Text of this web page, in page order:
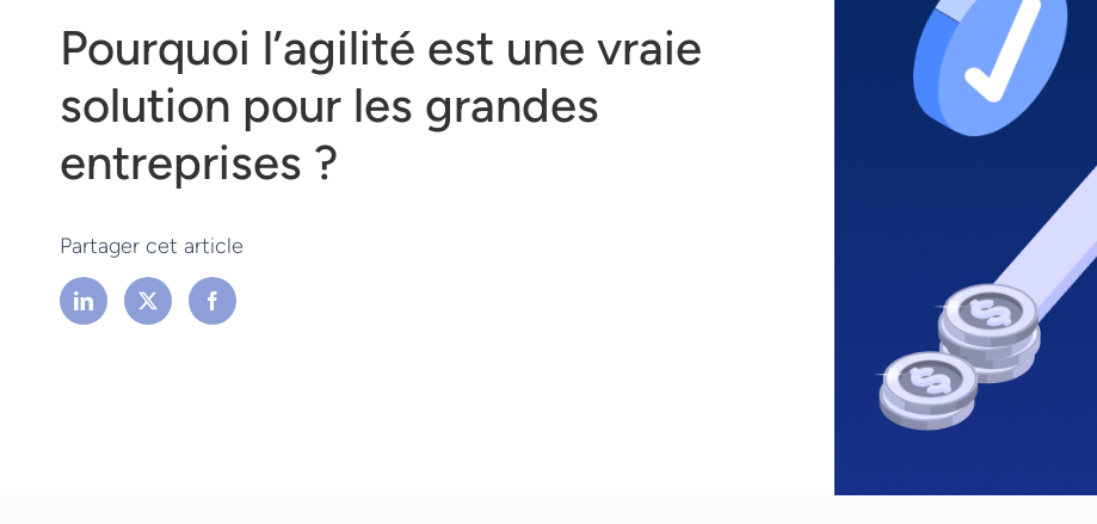
Pourquoi l’agilité est une vraie
solution pour les grandes
entreprises ?
Partager cet article